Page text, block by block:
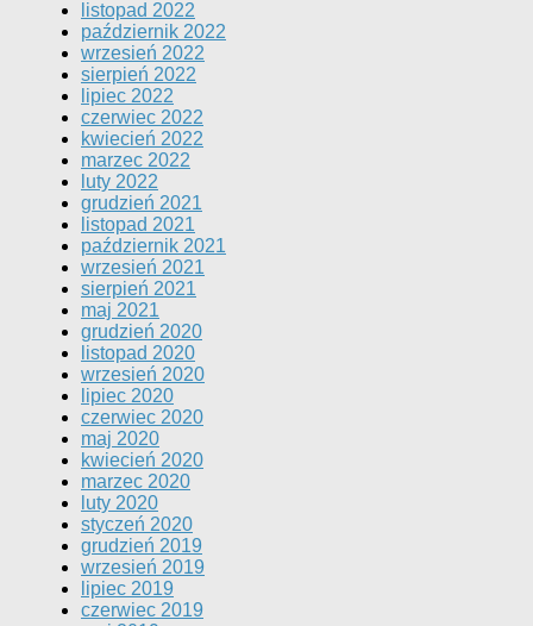
listopad 2022
październik 2022
wrzesień 2022
sierpień 2022
lipiec 2022
czerwiec 2022
kwiecień 2022
marzec 2022
luty 2022
grudzień 2021
listopad 2021
październik 2021
wrzesień 2021
sierpień 2021
maj 2021
grudzień 2020
listopad 2020
wrzesień 2020
lipiec 2020
czerwiec 2020
maj 2020
kwiecień 2020
marzec 2020
luty 2020
styczeń 2020
grudzień 2019
wrzesień 2019
lipiec 2019
czerwiec 2019